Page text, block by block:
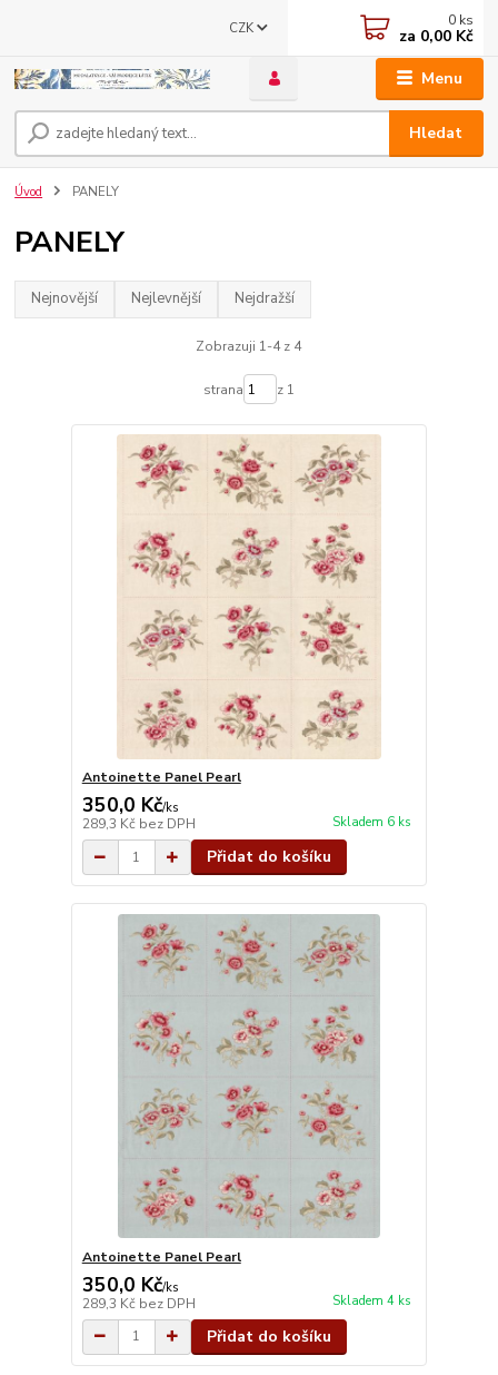
Menu
CZK
Hledat
0 ks
za 0,00 Kč
Úvod PANELY
PANELY
Nejnovější Nejlevnější Nejdražší
Zobrazuji 1-4 z 4
strana z 1
Antoinette Panel Pearl
350,0 Kč/ks
289,3 Kč bez DPH Skladem 6 ks
Přidat do košíku
Antoinette Panel Pearl
350,0 Kč/ks
289,3 Kč bez DPH Skladem 4 ks
Přidat do košíku